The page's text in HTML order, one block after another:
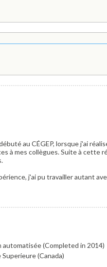
au CÉGEP, lorsque j'ai
à mes collègues. Suite à cette
j'ai pu travailler autant
automatisée (Completed in 2014)
(Canada)